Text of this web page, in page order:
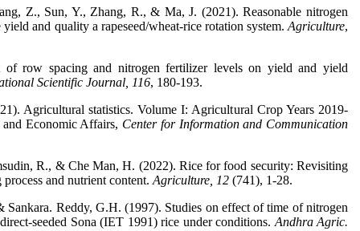
Z., Sun, Y., Zhang, R., & Ma, J. (2021). Reasonable nitrogen
and quality a rapeseed/wheat-rice rotation system. Agriculture,
row spacing and nitrogen fertilizer levels on yield and yield
Scientific Journal, 116, 180-193.
Agricultural statistics. Volume I: Agricultural Crop Years 2019-
Economic Affairs, Center for Information and Communication
R., & Che Man, H. (2022). Rice for food security: Revisiting
and nutrient content. Agriculture, 12 (741), 1-28.
Sankara. Reddy, G.H. (1997). Studies on effect of time of nitrogen
seeded Sona (IET 1991) rice under conditions. Andhra Agric.